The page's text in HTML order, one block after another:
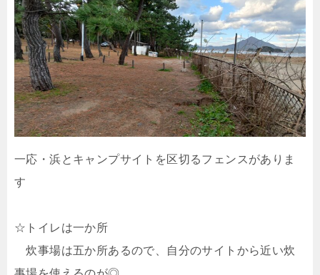
一応・浜とキャンプサイトを区切るフェンスがありま
す
☆トイレは一か所
炊事場は五か所あるので、自分のサイトから近い炊